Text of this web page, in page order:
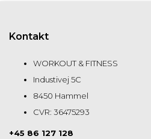
Kontakt
WORKOUT & FITNESS
Industivej 5C
8450 Hammel
CVR: 36475293
+45 86 127 128